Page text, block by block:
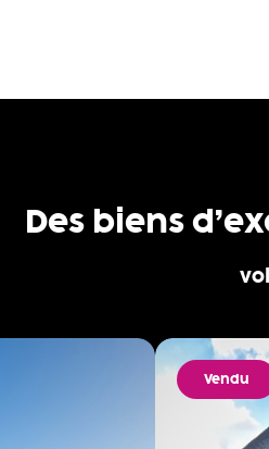
Des biens
Vendu